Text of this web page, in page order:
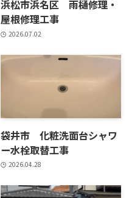
浜松市浜名区 雨樋修理・
屋根修理工事
2026.07.02
袋井市 化粧洗面台シャワ
ー水栓取替工事
2026.04.28